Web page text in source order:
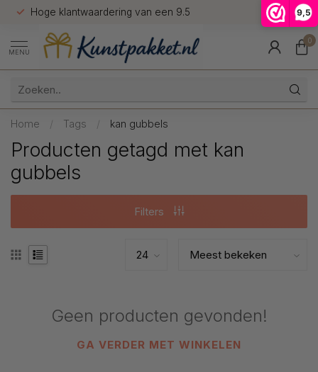
9,5
Hoge klantwaardering van een 9.5 Gratis
9.5
MENU
0
Home / Tags / kan gubbels
Producten getagd met kan
gubbels
Filters
Geen producten gevonden!
GA VERDER MET WINKELEN